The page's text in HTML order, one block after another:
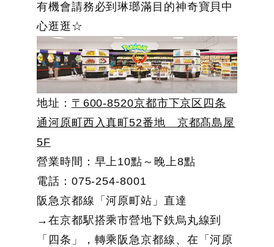
有機會請務必到琳瑯滿目的神奇寶貝中
心逛逛☆
地址： 〒600-8520京都市下京区四条
通河原町西入真町52番地 京都髙島屋
5F
營業時間：早上10點～晚上8點
電話：075-254-8001
阪急京都線「河原町站」直達
→在京都駅搭乘市營地下鉄烏丸線到
「四条」，轉乘阪急京都線、在「河原